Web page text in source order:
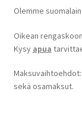
Olemme
Oikean
Kysy apua
sekä osamaksut.